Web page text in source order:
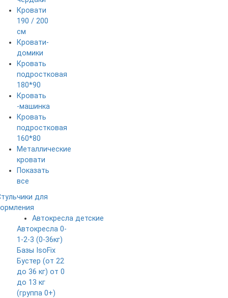
Кровати
190 / 200
см
Кровати-
домики
Кровать
подростковая
180*90
Кровать
-машинка
Кровать
подростковая
160*80
Металлические
кровати
Показать
все
для
Автокресла детские
Автокресла 0-
1-2-3 (0-36кг)
Базы IsoFix
Бустер (от 22
до 36 кг) от 0
до 13 кг
(группа 0+)